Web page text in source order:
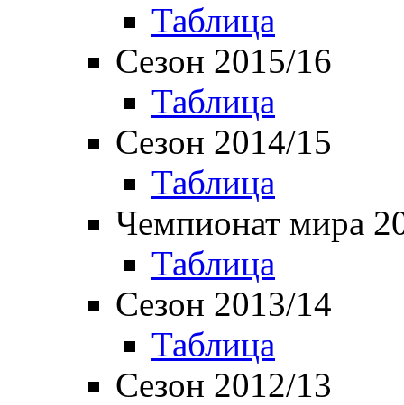
Таблица
Сезон 2015/16
Таблица
Сезон 2014/15
Таблица
Чемпионат мира
Таблица
Сезон 2013/14
Таблица
Сезон 2012/13